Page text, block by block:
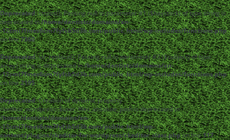
Deprecated: strpos(): Passing null to parameter #1 ($haystack) of type string is
deprecated in/home/dentistc/domains/xn-
-12cmi7fmes6cm7fyfsb5d3b.com/public_html/wp-includes/functions.php
on line7360
Deprecated: str_replace(): Passing null to parameter #3 ($subject) of type
array|string is deprecated in/home/dentistc/domains/xn-
-12cmi7fmes6cm7fyfsb5d3b.com/public_html/wp-includes/functions.php
on line2195
Deprecated: Creation of dynamic property
ckeditor_wordpress::$user_files_absolute_path is deprecated in
/home/dentistc/domains/xn-
-12cmi7fmes6cm7fyfsb5d3b.com/public_html/wp-
content/plugins/ckeditor-for-wordpress/ckeditor_class.phpon line117